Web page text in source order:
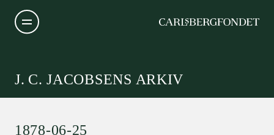
J. C. JACOBSENS ARKIV
1878-06-25